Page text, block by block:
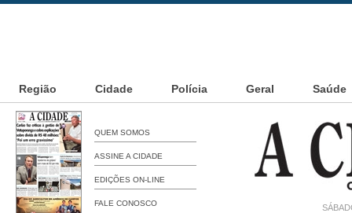
Região Cidade Polícia Geral Saúde
QUEM SOMOS
ASSINE A CIDADE
EDIÇÕES ON-LINE
FALE CONOSCO